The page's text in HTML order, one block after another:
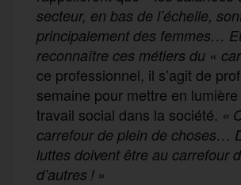
secteur, en bas de l’échelle,
principalement des femmes…
reconnaître ces métiers du «
ce professionnel, il s’agit de
semaine pour mettre en
travail social dans la société. «
carrefour de plein de choses…
luttes doivent être au carrefour
d’autres ! »